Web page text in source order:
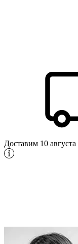
Доставим 10 августа